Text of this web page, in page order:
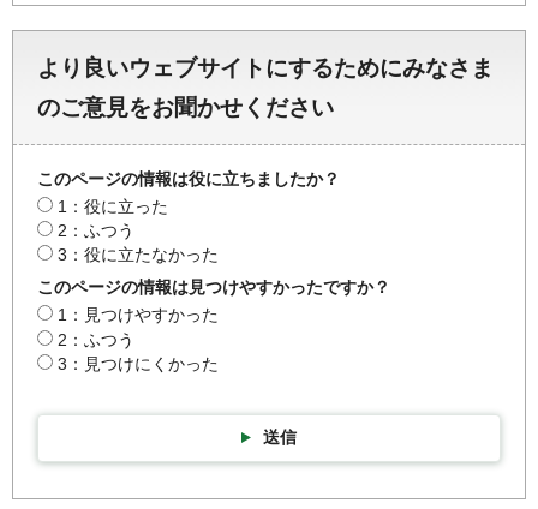
より良いウェブサイトにするためにみなさま
のご意見をお聞かせください
このページの情報は役に立ちましたか？
1：役に立った
2：ふつう
3：役に立たなかった
このページの情報は見つけやすかったですか？
1：見つけやすかった
2：ふつう
3：見つけにくかった
送信